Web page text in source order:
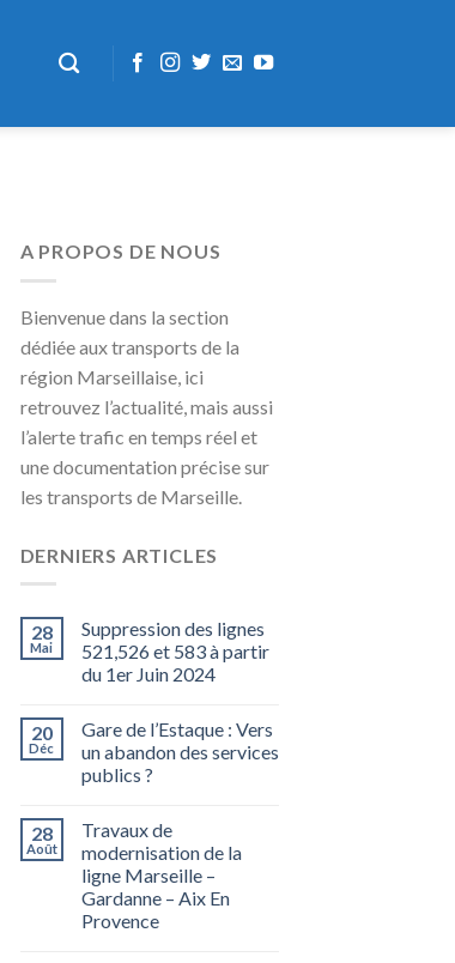
A PROPOS DE NOUS
Bienvenue dans la section
dédiée aux transports de la
région Marseillaise, ici
retrouvez l’actualité, mais aussi
l’alerte trafic en temps réel et
une documentation précise sur
les transports de Marseille.
DERNIERS ARTICLES
28
Mai
Suppression des lignes
521,526 et 583 à partir
du 1er Juin 2024
20
Déc
Gare de l’Estaque : Vers
un abandon des services
publics ?
28
Août
Travaux de
modernisation de la
ligne Marseille –
Gardanne – Aix En
Provence